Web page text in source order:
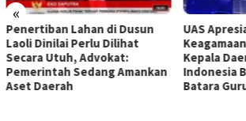
«
Penertiban Lahan di Dusun
Laoli Dinilai Perlu Dilihat
Secara Utuh, Advokat:
Pemerintah Sedang Amankan
Aset Daerah
UAS
Kepala
Indonesia
Batara